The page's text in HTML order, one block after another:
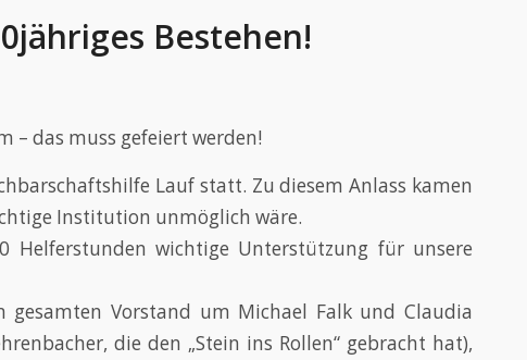
Bestehen!
– das muss gefeiert werden!
Lauf statt. Zu diesem Anlass kamen
Institution unmöglich wäre.
wichtige Unterstützung für unsere
Vorstand um Michael Falk und Claudia
die den „Stein ins Rollen“ gebracht hat),